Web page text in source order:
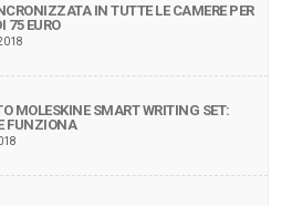
IN TUTTE LE CAMERE PER
75 EURO
MOLESKINE SMART WRITING SET:
FUNZIONA